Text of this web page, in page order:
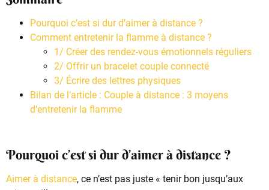
Pourquoi c’est si dur d’aimer à distance ?
Comment entretenir la flamme à distance ?
1/ Créer des rendez-vous émotionnels réguliers
2/ Offrir un bracelet couple connecté
3/ Écrire des lettres physiques
Bilan de l’article : Couple à distance : 3 moyens
d’entretenir la flamme
Pourquoi c’est si dur d’aimer à distance ?
Aimer à distance, ce n’est pas juste « tenir bon jusqu’aux